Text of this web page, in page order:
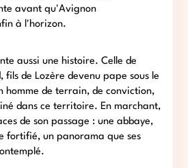
avant qu'Avignon
à l'horizon.
aussi une histoire. Celle de
de Lozère devenu pape sous le
homme de terrain, de conviction,
dans ce territoire. En marchant,
de son passage : une abbaye,
fortifié, un panorama que ses